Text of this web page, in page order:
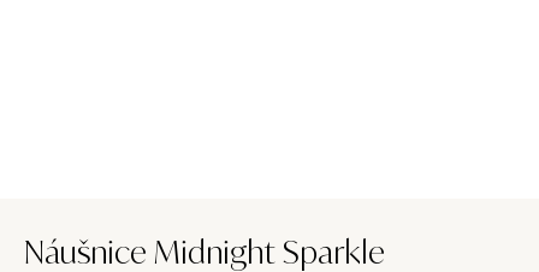
Náušnice Midnight Sparkle